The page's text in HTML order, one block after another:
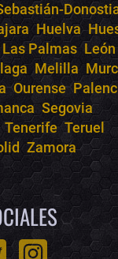
Huelva
Las Palmas León
Melilla
Ourense
Segovia
Tenerife Teruel
Zamora